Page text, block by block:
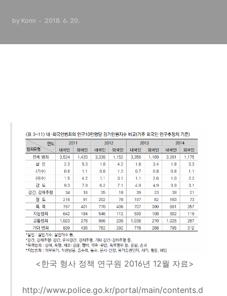
by Konn 2018. 6. 20.
<한국 형사 정책 연구원 2016년 12월 자료>
http://www.police.go.kr/portal/main/contents.d